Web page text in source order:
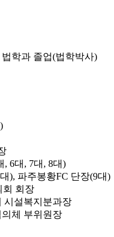
학과 졸업(법학박사)
, 6대, 7대, 8대)
), 파주봉황FC 단장(9대)
회 회장
시설복지분과장
체 부위원장